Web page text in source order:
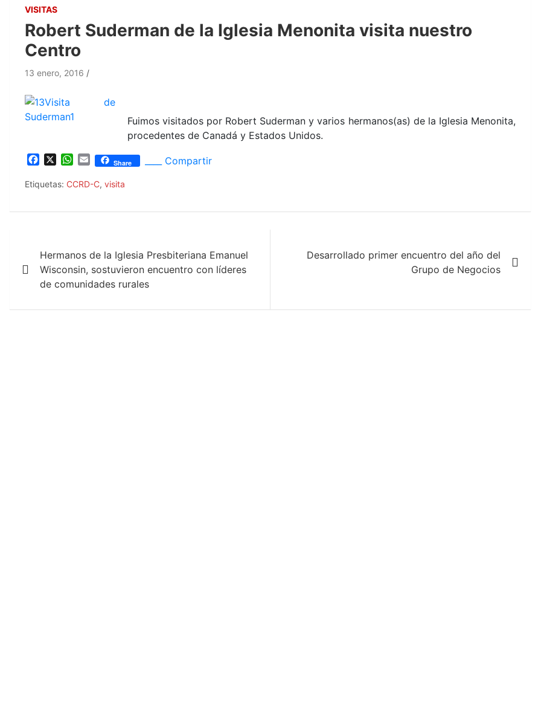
VISITAS
Robert Suderman de la Iglesia Menonita visita nuestro
Centro
13 enero, 2016
Fuimos visitados por Robert Suderman y varios hermanos(as) de la Iglesia Menonita,
procedentes de Canadá y Estados Unidos.
c
W
a
E
a
Share ____ Compartir
Etiquetas: CCRD-C, visita
de
entradas
Hermanos de la Iglesia Presbiteriana Emanuel
Wisconsin, sostuvieron encuentro con líderes
de comunidades rurales
Desarrollado primer encuentro del año del
Grupo de Negocios